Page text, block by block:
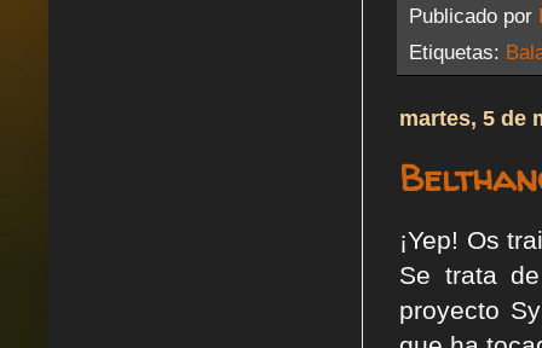
Publicado por
Etiquetas:
martes, 5 de
¡Yep! Os
Se trata
proyecto